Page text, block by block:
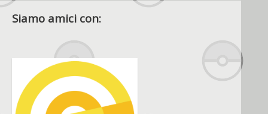
Siamo amici con: